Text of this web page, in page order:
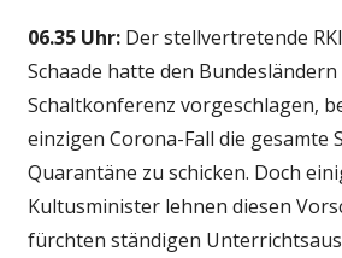
06.35 Uhr:Der stellvertretende
Schaade hatte den
Schaltkonferenz vorgeschlagen,
einzigen Corona-Fall die gesamte
Quarantäne zu schicken. Doch
Kultusminister lehnen diesen
fürchten ständigen